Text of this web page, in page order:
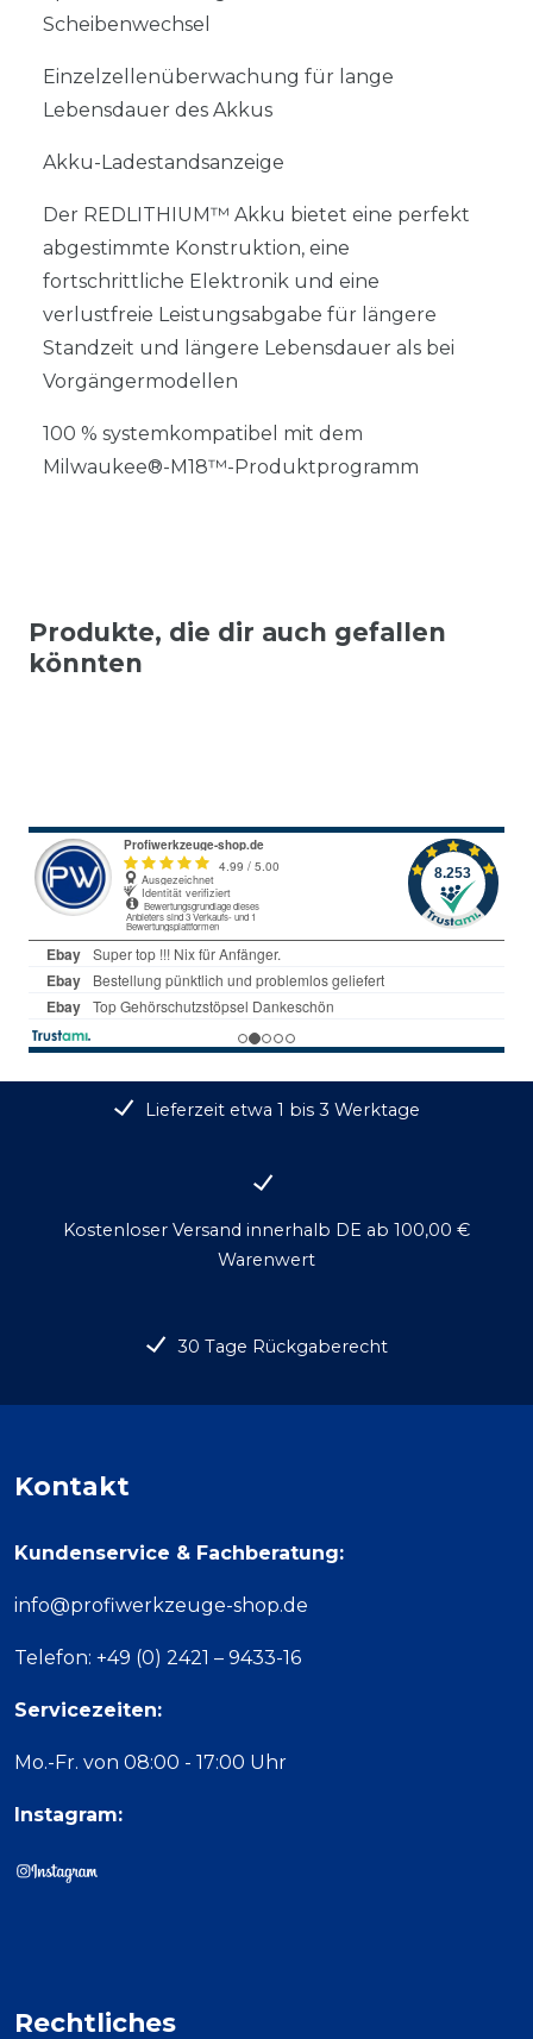
Scheibenwechsel
Einzelzellenüberwachung für lange
Lebensdauer des Akkus
Akku-Ladestandsanzeige
Der REDLITHIUM™ Akku bietet eine perfekt
abgestimmte Konstruktion, eine
fortschrittliche Elektronik und eine
verlustfreie Leistungsabgabe für längere
Standzeit und längere Lebensdauer als bei
Vorgängermodellen
100 % systemkompatibel mit dem
Milwaukee®-M18™-Produktprogramm
Produkte, die dir auch gefallen
könnten
Lieferzeit etwa 1 bis 3 Werktage
Kostenloser Versand innerhalb DE ab 100,00 €
Warenwert
30 Tage Rückgaberecht
Kontakt
Kundenservice & Fachberatung:
info@profiwerkzeuge-shop.de
Telefon: +49 (0) 2421 – 9433-16
Servicezeiten:
Mo.-Fr. von 08:00 - 17:00 Uhr
Instagram:
Rechtliches